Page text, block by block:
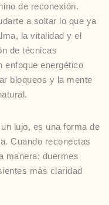
de reconexión.
a soltar lo que ya
la vitalidad y el
de técnicas
enfoque energético
bloqueos y la mente
lujo, es una forma de
Cuando reconectas
manera: duermes
más claridad